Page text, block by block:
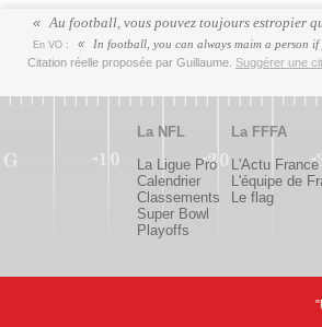
Au football, vous pouvez toujours estropier
En VO :
In football, you can always maim a person if
Citation réelle proposée par Guillaume. Suggérer une
La NFL
La Ligue Pro
Calendrier
Classements
Super Bowl
Playoffs
La FFFA
L'Actu France
L'équipe de
Le flag